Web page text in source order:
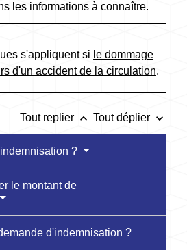
les informations à connaître.
s'appliquent si le dommage
d'un accident de la circulation.
Tout replier keyboard_arrow_up Tout déplier keyboard_arrow_down
?
le montant de
d'indemnisation ?